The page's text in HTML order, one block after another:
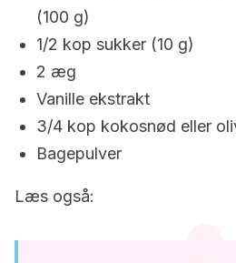
(100 g)
1/2 kop sukker (10 g)
2 æg
Vanille ekstrakt
3/4 kop kokosnød eller
Bagepulver
Læs også: